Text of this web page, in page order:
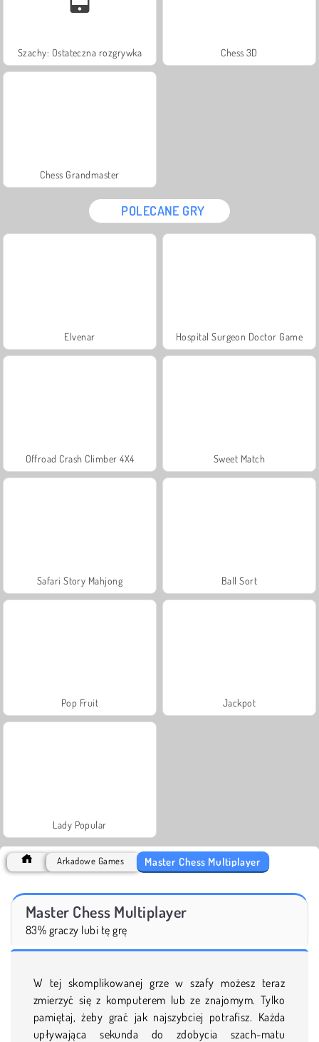
Szachy: Ostateczna rozgrywka Chess 3D
Chess Grandmaster
POLECANE GRY
Elvenar Hospital Surgeon Doctor Game
Offroad Crash Climber 4X4 Sweet Match
Safari Story Mahjong Ball Sort
Pop Fruit Jackpot
Lady Popular
Arkadowe Games Master Chess Multiplayer
Master Chess Multiplayer
83% graczy lubi tę grę
W tej skomplikowanej grze w szafy możesz teraz
zmierzyć się z komputerem lub ze znajomym. Tylko
pamiętaj, żeby grać jak najszybciej potrafisz. Każda
upływająca sekunda do zdobycia szach-matu